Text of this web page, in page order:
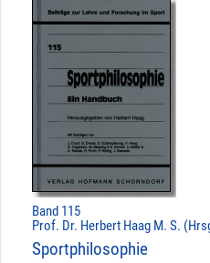
Band 115
Prof. Dr. Herbert Haag M. S.
Sportphilosophie